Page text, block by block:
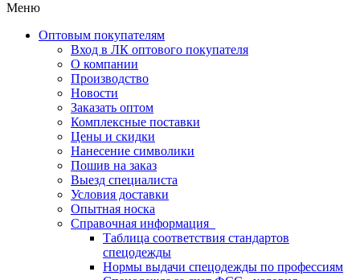
Меню
Оптовым покупателям
Вход в ЛК оптового покупателя
О компании
Производство
Новости
Заказать оптом
Комплексные поставки
Цены и скидки
Нанесение символики
Пошив на заказ
Выезд специалиста
Условия доставки
Опытная носка
Справочная информация
Таблица соответствия стандартов
спецодежды
Нормы выдачи спецодежды по профессиям